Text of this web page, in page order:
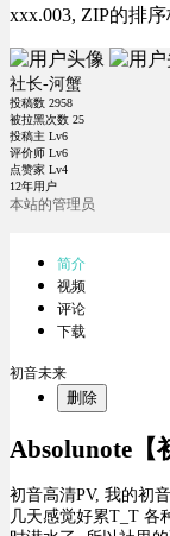
xxx.003, ZIP的排
社长-河蟹
投稿数 2958
被拉黑次数 25
投稿主 Lv6
评价师 Lv6
点赞家 Lv4
12年用户
本站的管理员
简介
视频
评论
下载
初音未来
删除
Absolunote【
初音高清PV, 我的初
几天感觉好累T_T 各